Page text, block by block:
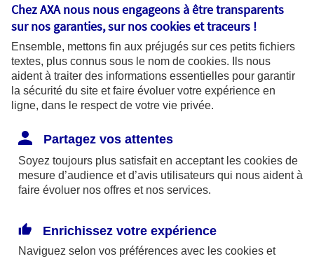
L'utilisation de vos données
AXA France utilise vos données dans le
cadre de finalités se fondant sur les bases
Bases légales
Finalités
Chez AXA nous nous engageons à être transparents
sur nos garanties, sur noscookies et traceurs !
Ensemble, mettons fin aux préjugés sur ces petits fichiers
textes, plus connus sous le nom de cookies. Ils nous
aident à traiter des informations essentielles pour garantir
la sécurité du site et faire évoluer votre expérience en
ligne, dans le respect de votre vie privée.
Partagez vos attentes
Soyez toujours plus satisfait en acceptant les cookies de
mesure d’audience et d’avis utilisateurs qui nous aident à
faire évoluer nos offres et nos services.
Enrichissez votre expérience
Naviguez selon vos préférences avec les cookies et